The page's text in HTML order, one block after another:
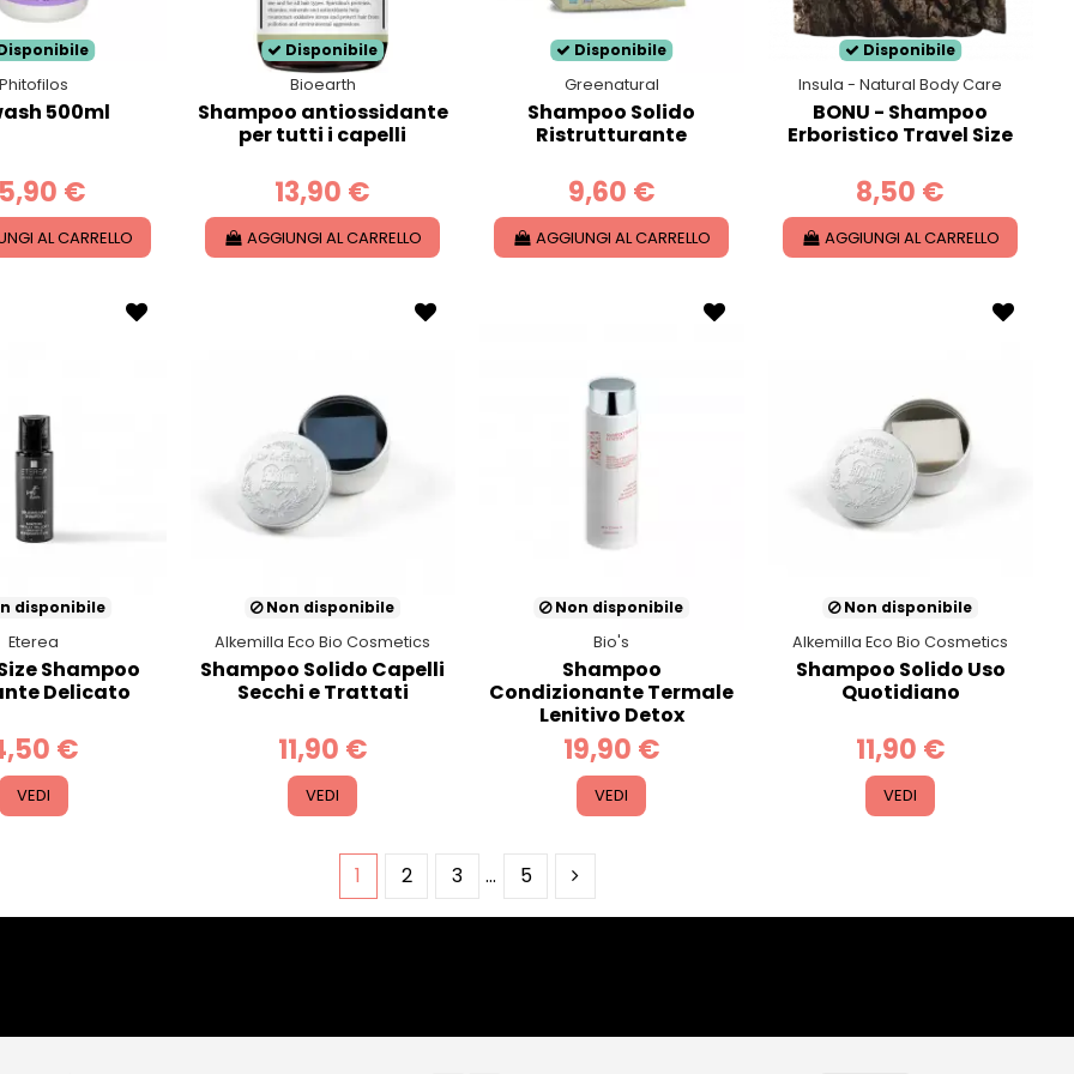
Phitofilos
500ml
€
AL CARRELLO
Disponibile
Bioearth
Shampoo antiossidante
per tutti i capelli
13,90 €
AGGIUNGI AL CARRELLO
Disponibile
Greenatural
Shampoo Solido
Ristrutturante
9,60 €
AGGIUNGI AL CARRELLO
Disponibile
Insula - Natural Body Care
BONU - Shampoo
Erboristico Travel Size
8,50 €
AGGIUNGI AL CARRELLO
disponibile
Eterea
Shampoo
Delicato
€
VEDI
Non disponibile
Alkemilla Eco Bio Cosmetics
Shampoo Solido Capelli
Secchi e Trattati
11,90 €
VEDI
Non disponibile
Bio's
Shampoo
Condizionante Termale
Lenitivo Detox
19,90 €
VEDI
Non disponibile
Alkemilla Eco Bio Cosmetics
Shampoo Solido Uso
Quotidiano
11,90 €
VEDI
1 2 3 … 5